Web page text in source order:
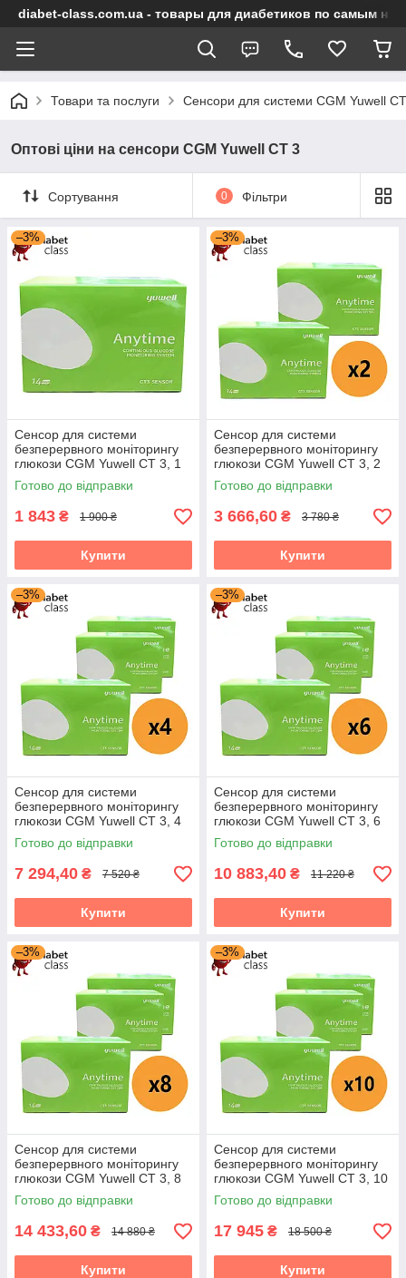
diabet-class.com.ua - товары для диабетиков по самым
Товари та послуги Сенсори для системи CGM Yuwell
Оптові ціни на сенсори CGM Yuwell CT 3
Сортування 0 Фільтри
–3%
Сенсор для системи
безперервного моніторингу
глюкози CGM Yuwell CT 3, 1
пак.
Готово до відправки
1 843 ₴ 1 900 ₴
Купити
–3%
Сенсор для системи
безперервного моніторингу
глюкози CGM Yuwell CT 3, 2
пак.
Готово до відправки
3 666,60 ₴ 3 780 ₴
Купити
–3%
Сенсор для системи
безперервного моніторингу
глюкози CGM Yuwell CT 3, 4
пак.
Готово до відправки
7 294,40 ₴ 7 520 ₴
Купити
–3%
Сенсор для системи
безперервного моніторингу
глюкози CGM Yuwell CT 3, 6
пак.
Готово до відправки
10 883,40 ₴ 11 220 ₴
Купити
–3%
Сенсор для системи
безперервного моніторингу
глюкози CGM Yuwell CT 3, 8
пак.
Готово до відправки
14 433,60 ₴ 14 880 ₴
Купити
–3%
Сенсор для системи
безперервного моніторингу
глюкози CGM Yuwell CT 3, 10
пак.
Готово до відправки
17 945 ₴ 18 500 ₴
Купити